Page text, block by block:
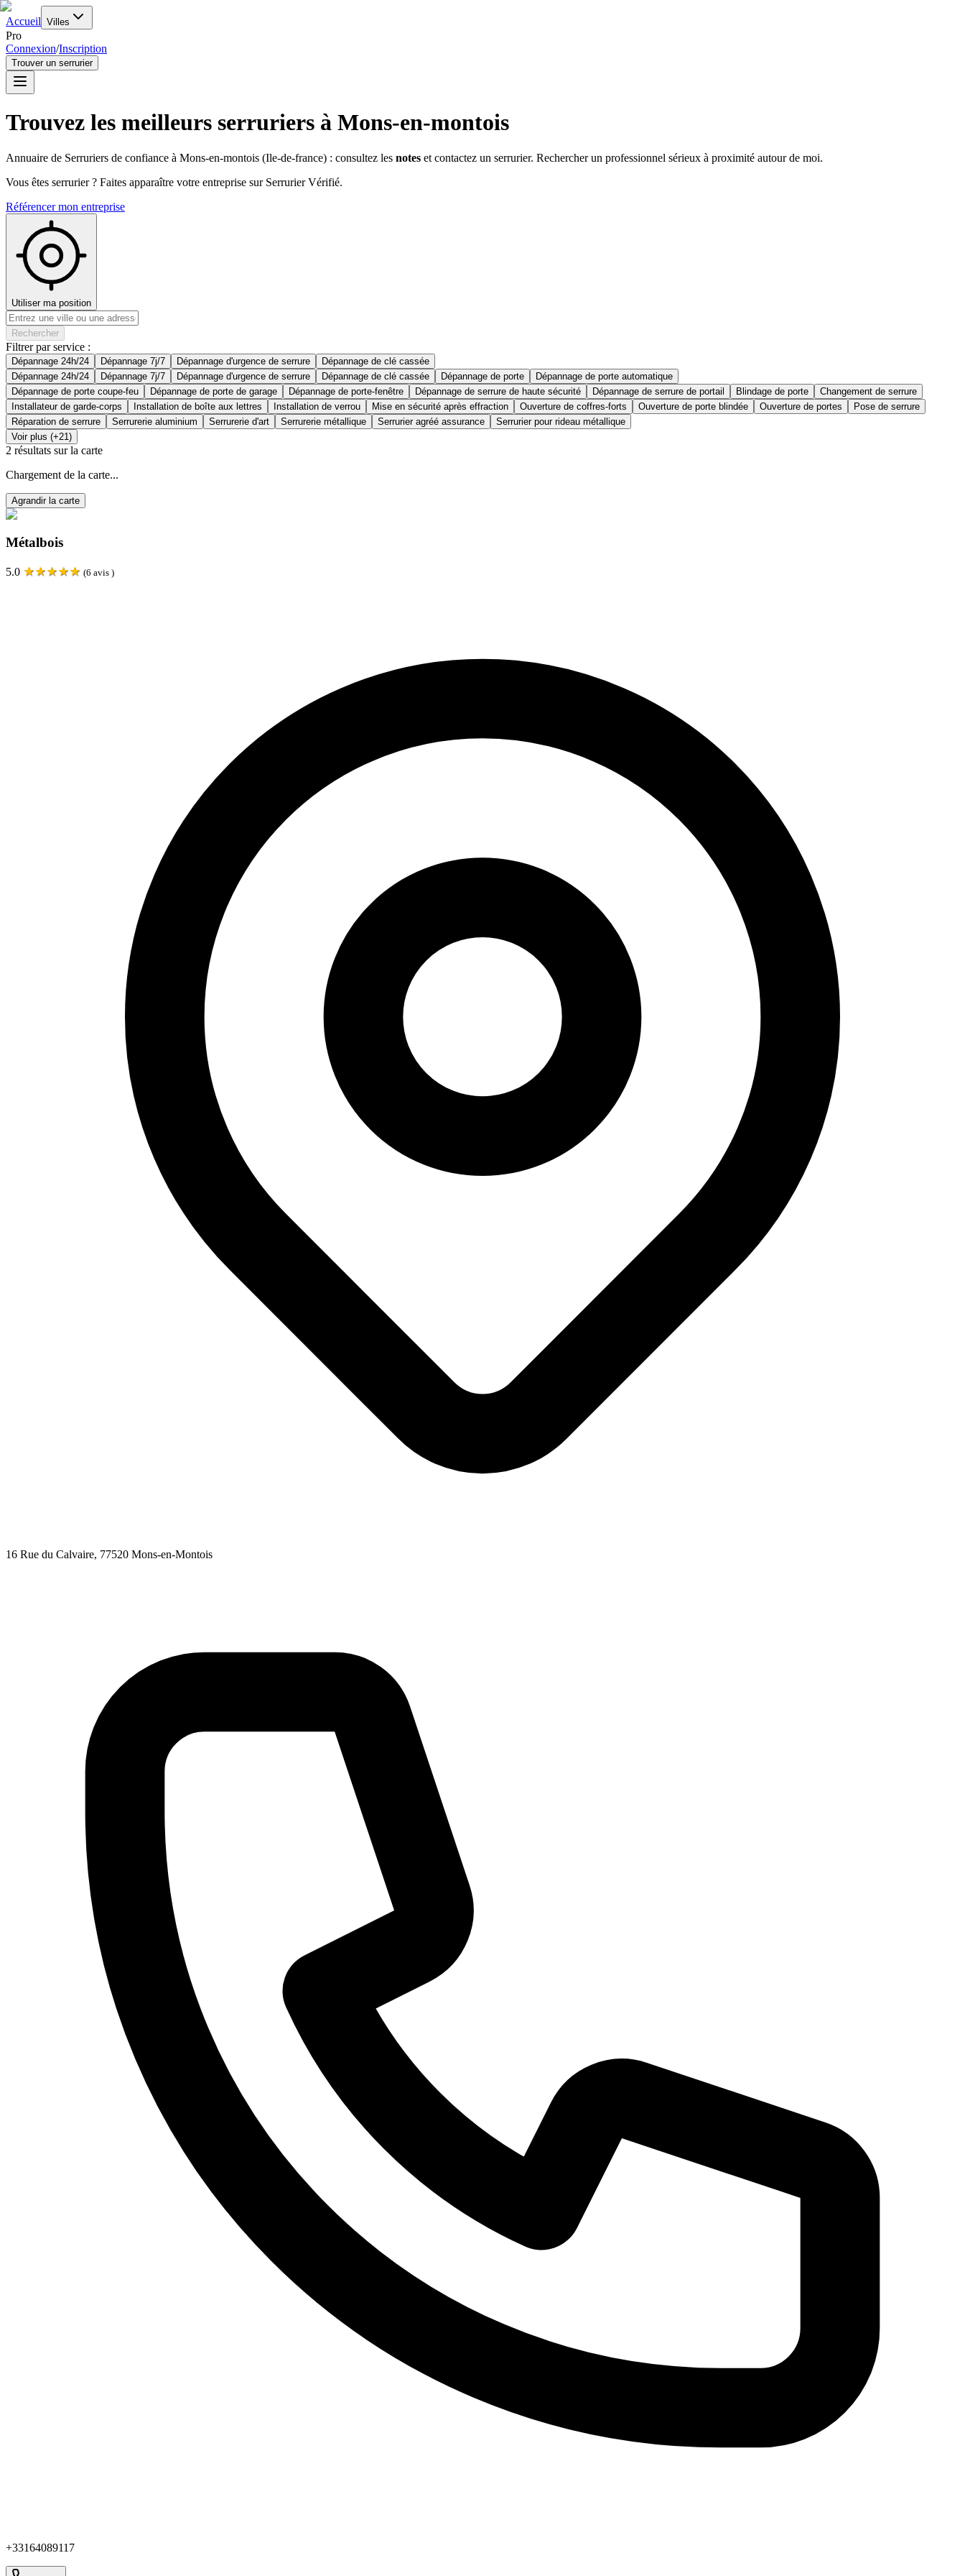
Accueil Villes
Pro
Connexion/Inscription
Trouver un serrurier
Trouvez les meilleurs serruriers à Mons-en-montois
Annuaire de Serruriers de confiance à Mons-en-montois (Ile-de-france) : consultez les notes et contactez un serrurier. Rechercher un professionnel sérieux à proximité autour de moi.
Vous êtes serrurier ? Faites apparaître votre entreprise sur Serrurier Vérifié.
Référencer mon entreprise
Utiliser ma position
Rechercher
Filtrer par service :
Dépannage 24h/24 Dépannage 7j/7 Dépannage d'urgence de serrure
Dépannage de clé cassée
Dépannage 24h/24
Dépannage 7j/7 Dépannage d'urgence de serrure Dépannage de clé cassée Dépannage de porte
Dépannage de porte automatique
Dépannage de porte coupe-feu
Dépannage de porte de garage Dépannage de porte-fenêtre Dépannage de serrure de haute sécurité Dépannage de serrure de portail Blindage de porte
Changement de serrure
Installateur de garde-corps
Installation de boîte aux lettres Installation de verrou Mise en sécurité après effraction Ouverture de coffres-forts Ouverture de porte blindée Ouverture de portes
Pose de serrure
Réparation de serrure
Serrurerie aluminium Serrurerie d'art Serrurerie métallique Serrurier agréé assurance
Serrurier pour rideau métallique
Voir plus (+21)
2 résultats sur la carte
Chargement de la carte...
Agrandir la carte
Métalbois
5.0 ★★★★★ (6 avis )
16 Rue du Calvaire, 77520 Mons-en-Montois
+33164089117